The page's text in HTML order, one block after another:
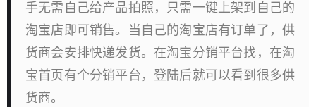
手无需自己给产品拍照，只需一键上架到自己的
淘宝店即可销售。当自己的淘宝店有订单了，供
货商会安排快递发货。在淘宝分销平台找，在淘
宝首页有个分销平台，登陆后就可以看到很多供
货商。